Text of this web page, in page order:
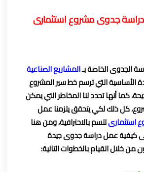
جدوى مشروع استثمارى
الجدوى الخاصة بـالمشاريع الصناعية
الأساسية التي ترسم خط سير المشروع
كما أنها تحدد لنا المخاطر التي يمكن
كل ذلك لكي يتحقق يلزمنا عمل
استثمارىتتسم بالاحترافية، ومن هنا
كيفية عمل دراسة جدوى جيدة
من خلال القيام بالخطوات التالية: